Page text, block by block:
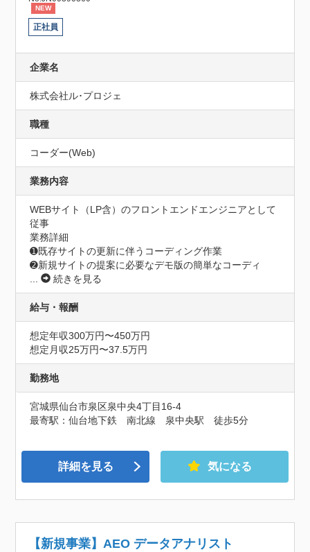
NEW
正社員
企業名
株式会社ル･プロジェ
職種
コーダー(Web)
業務内容
WEBサイト（LP含）のフロントエンドエンジニアとして
従事
業務詳細
➊既存サイトの更新に伴うコーディング作業
➋新規サイトの提案に必要なデモ版の簡単なコーディ
...
続きを見る
給与・報酬
想定年収300万円〜450万円
想定月収25万円〜37.5万円
勤務地
宮城県仙台市泉区泉中央4丁目16-4
最寄駅：仙台地下鉄　南北線　泉中央駅　徒歩5分
詳細を見る 気になる
【新規事業】AEO データアナリスト